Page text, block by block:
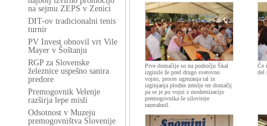
na sejmu ZEPS v Zenici
DIT-ov tradicionalni tenis
turnir
PV Invest obnovil vrt Vile
Mayer v Šoštanju
RGP za Slovenske
železnice uspešno sanira
predore
Premogovnik Velenje
razširja lepe misli
Odsotnost v Muzeju
premogovništva Slovenije
Prve domačije so na področju Škal
izginile že pred drugo svetovno
vojno, proces ugrezanja tal in
izginjanja plodne zemlje ter domačij
pa se je po vojni z modernizacijo
premogovnika še siloviteje
razmahnil.
Če
del